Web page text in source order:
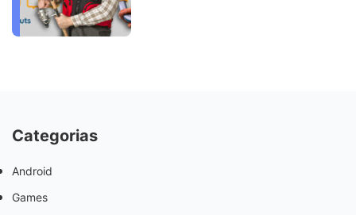
Categorias
Android
Games